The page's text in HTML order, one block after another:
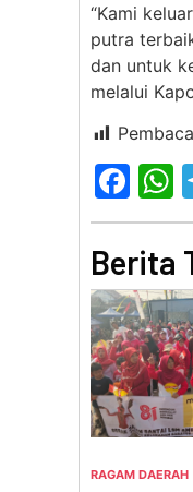
“Kami
putra
dan untuk
melalui
Berita
RAGAM DAERAH
Rehab